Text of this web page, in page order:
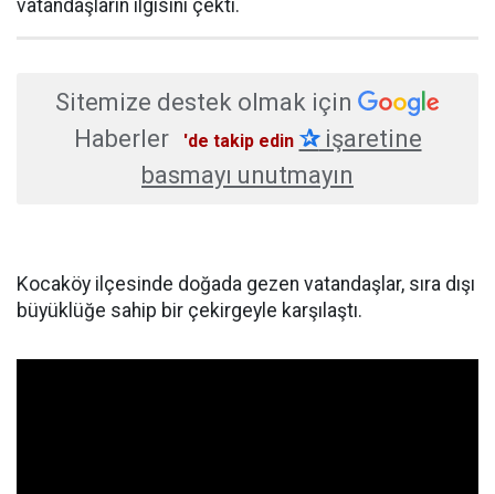
vatandaşların ilgisini çekti.
Sitemize destek olmak için
Haberler
'de takip edin ✰işaretine
basmayı unutmayın
Kocaköy ilçesinde doğada gezen vatandaşlar, sıra dışı
büyüklüğe sahip bir çekirgeyle karşılaştı.